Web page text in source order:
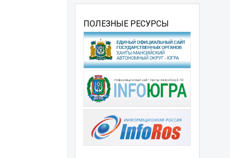
ПОЛЕЗНЫЕ РЕСУРСЫ